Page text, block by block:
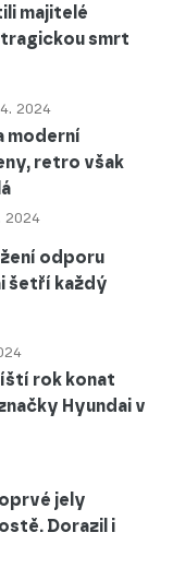
majitelé
smrt
2024
moderní
retro však
2024
odporu
šetří každý
rok konat
Hyundai v
jely
Dorazil i